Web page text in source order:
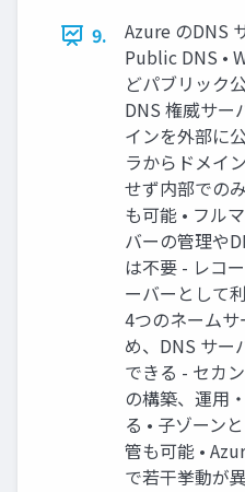
9.
Azure のDNS
Public DNS •
どパブリック
DNS 権威サー
インを外部に
ラからドメイ
せず内部での
も可能 • フル
バーの管理や
は不要 - レコ
ーバーとして
4つのネーム
め、DNS サー
できる - セカ
の構築、運用
る • 子ゾーン
管も可能 •
で若干挙動が